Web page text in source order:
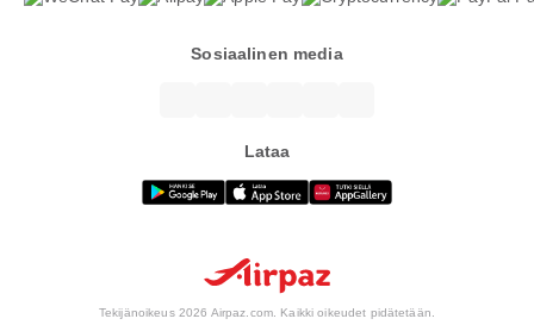
Sosiaalinen media
Lataa
Tekijänoikeus 2026 Airpaz.com. Kaikki oikeudet pidätetään.